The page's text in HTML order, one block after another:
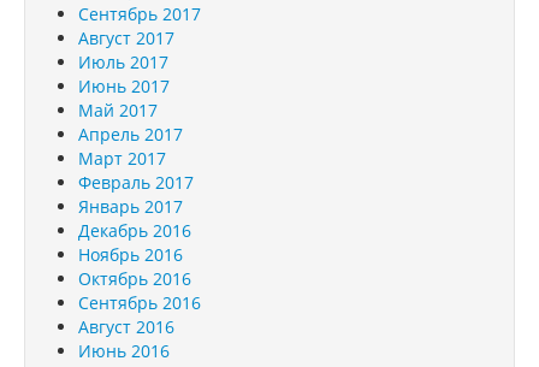
Сентябрь 2017
Август 2017
Июль 2017
Июнь 2017
Май 2017
Апрель 2017
Март 2017
Февраль 2017
Январь 2017
Декабрь 2016
Ноябрь 2016
Октябрь 2016
Сентябрь 2016
Август 2016
Июнь 2016